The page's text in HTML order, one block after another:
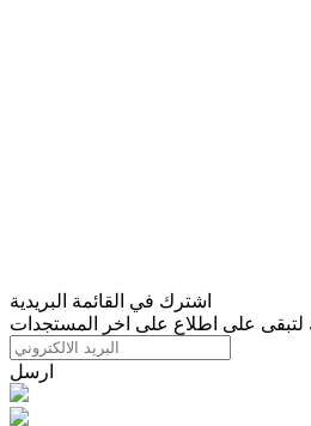
اشترك في القائمة البريدية
لتبقى على اطلاع على اخر المستجدات
ارسل